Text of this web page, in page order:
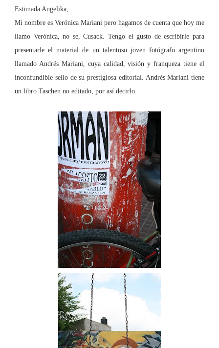
Estimada Angelika,
Mi nombre es Verónica Mariani pero hagamos de cuenta que hoy me
llamo Verónica, no se, Cusack. Tengo el gusto de escribirle para
presentarle el material de un talentoso joven fotógrafo argentino
llamado Andrés Mariani, cuya calidad, visión y franqueza tiene el
inconfundible sello de su prestigiosa editorial. Andrés Mariani tiene
un libro Taschen no editado, por así decirlo.